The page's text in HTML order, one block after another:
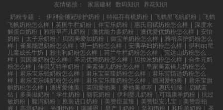
友情链接： 家居建材 数码知识
养花知识
奶粉专题
： 伊利金领冠珍护奶粉 | 特福芬有机奶粉 | 飞鹤星飞帆奶粉 | 飞鹤
飞帆奶粉怎么样 | 英国牛栏奶粉 | 伴宝乐奶粉 | 惠氏启赋奶粉怎么样 | 深度水
解蛋白奶粉 | 雅培早产儿奶粉 | 澳优能力多奶粉 | 澳优爱优奶粉怎么样 | 安怡
奶粉 | 太子乐奶粉 | 贝因美爱加奶粉 | 御宝羊奶粉怎么样 | 雅培亲护奶粉怎么
样 | 雀巢能恩奶粉怎么样 | 明一奶粉怎么样 | 安满孕妇奶粉怎么样 | 伊利qq星
儿童成长牛奶 | 雅士利奶粉怎么样 | 荷兰牛栏奶粉怎么样 | 完达山奶粉怎么
样 | 贝因美奶粉怎么样 | 圣元优博奶粉怎么样 | 贝拉米奶粉怎么样 | 合生元奶
粉怎么样 | 佳贝艾特羊奶粉 | 美素佳儿奶粉怎么样 | 皇家美素佳儿奶粉怎么
样 | 君乐宝乐铂奶粉怎么样 | 君乐宝至臻奶粉怎么样 | 君乐宝恬适奶粉怎么
样 | 君乐宝乐纯奶粉怎么样 | 君乐宝乐臻奶粉怎么样 | 德国爱他美 | 君乐宝旗
帜奶粉怎么样 | 澳洲爱他美 | 英国爱他美 | 爱他美卓萃 | 惠氏铂臻 | 启赋蓝
钻 | 多美滋奶粉 | 学生奶粉 | 骆驼奶粉 | 伊利婴儿奶粉 | 可瑞康羊奶粉 | 抗过
敏奶粉 | 腹泻奶粉 | 原装进口奶粉 | 美赞臣蓝臻 | 美赞臣安儿宝 | 美赞臣铂
睿 | 高培奶粉 | 光明奶粉 | 瑞哺恩 | 早产儿奶粉 | 至初奶粉 | 和氏羊奶粉 | 圣